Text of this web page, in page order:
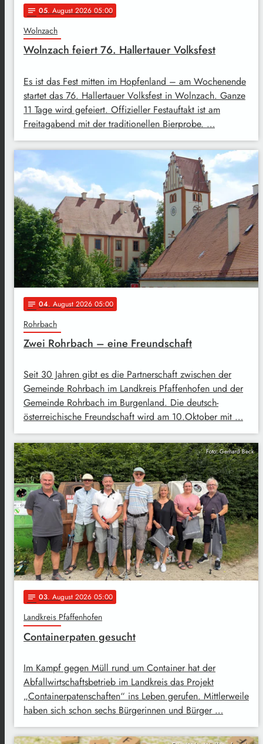
notes 05. August 2026 05:00
Wolnzach
Wolnzach feiert 76. Hallertauer Volksfest
Es ist das Fest mitten im Hopfenland – am Wochenende
startet das 76. Hallertauer Volksfest in Wolnzach. Ganze
11 Tage wird gefeiert. Offizieller Festauftakt ist am
Freitagabend mit der traditionellen Bierprobe. …
notes 04. August 2026 05:00
Rohrbach
Zwei Rohrbach – eine Freundschaft
Seit 30 Jahren gibt es die Partnerschaft zwischen der
Gemeinde Rohrbach im Landkreis Pfaffenhofen und der
Gemeinde Rohrbach im Burgenland. Die deutsch-
österreichische Freundschaft wird am 10.Oktober mit …
Foto: Gerhard Beck
notes 03. August 2026 05:00
Landkreis Pfaffenhofen
Containerpaten gesucht
Im Kampf gegen Müll rund um Container hat der
Abfallwirtschaftsbetrieb im Landkreis das Projekt
„Containerpatenschaften“ ins Leben gerufen. Mittlerweile
haben sich schon sechs Bürgerinnen und Bürger …